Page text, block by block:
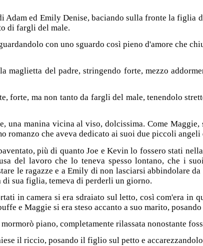
Adam ed Emily Denise, baciando sulla fronte la figlia
di fargli del male.
con uno sguardo così pieno d'amore che
maglietta del padre, stringendo forte, mezzo
forte, ma non tanto da fargli del male, tenendolo
una manina vicina al viso, dolcissima. Come
romanzo che aveva dedicato ai suoi due piccoli
più di quanto Joe e Kevin lo fossero stati
del lavoro che lo teneva spesso lontano, che i
le ragazze e a Emily di non lasciarsi abbindolare
sua figlia, temeva di perderli un giorno.
in camera si era sdraiato sul letto, così com'era in
e Maggie si era steso accanto a suo marito,
piano, completamente rilassata nonostante
il riccio, posando il figlio sul petto e